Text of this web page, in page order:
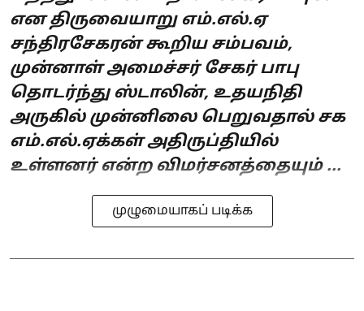
என திருவையாறு எம்.எல்.ஏ
சந்திரசேகரன் கூறிய சம்பவம்,
முன்னாள் அமைச்சர் சேகர் பாபு
தொடர்ந்து ஸ்டாலின், உதயநிதி
அருகில் முன்னிலை பெறுவதால் சக
எம்.எல்.ஏக்கள் அதிருப்தியில்
உள்ளனர் என்ற விமர்சனத்தையும் ...
முழுமையாகப் படிக்க